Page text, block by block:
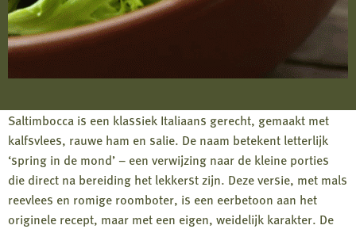
Saltimbocca is een klassiek Italiaans gerecht, gemaakt met
kalfsvlees, rauwe ham en salie. De naam betekent letterlijk
‘spring in de mond’ – een verwijzing naar de kleine porties
die direct na bereiding het lekkerst zijn. Deze versie, met mals
reevlees en romige roomboter, is een eerbetoon aan het
originele recept, maar met een eigen, weidelijk karakter. De